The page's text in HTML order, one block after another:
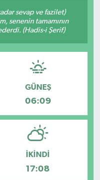
sevap ve fazilet)
senenin tamamının
(Hadis-i Şerif)
GÜNEŞ
06:09
İKINDI
17:08